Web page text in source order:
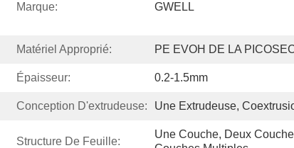
Marque: GWELL
Matériel Approprié: PE EVOH DE LA
Épaisseur: 0.2-1.5mm
Conception D'extrudeuse: Une Extrudeuse,
Structure De Feuille:
Une Couche, Deux